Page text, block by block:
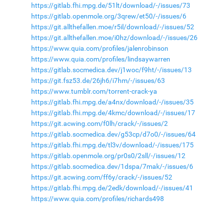
https://gitlab.fhi.mpg.de/51lt/download/-/issues/73
https://gitlab.openmole.org/3qrew/et50/-/issues/6
https://git.allthefallen.moe/r5il/download/-/issues/52
https://git.allthefallen.moe/i0hz/download/-/issues/26
https://www.quia.com/profiles/jalenrobinson
https://www.quia.com/profiles/lindsaywarren
https://gitlab.socmedica.dev/j1woc/f9ht/-/issues/13
https://git.fsz53.de/26jh6/i7hm/-/issues/63
https://www.tumblr.com/torrent-crack-ya
https://gitlab.fhi.mpg.de/a4nx/download/-/issues/35
https://gitlab.fhi.mpg.de/4kmc/download/-/issues/17
https://git.acwing.com/f0lh/crack/-/issues/2
https://gitlab.socmedica.dev/g53cp/d7o0/-/issues/64
https://gitlab.fhi.mpg.de/tl3v/download/-/issues/175
https://gitlab.openmole.org/pr0s0/2sll/-/issues/12
https://gitlab.socmedica.dev/1dspa/7mak/-/issues/6
https://git.acwing.com/ff6y/crack/-/issues/52
https://gitlab.fhi.mpg.de/2edk/download/-/issues/41
https://www.quia.com/profiles/richards498